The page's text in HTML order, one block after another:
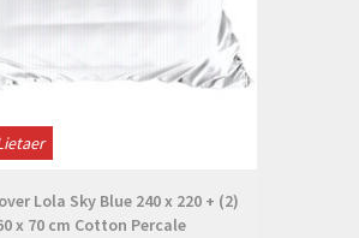
Lola Sky Blue 240 x 220 + (2)
x 70 cm Cotton Percale